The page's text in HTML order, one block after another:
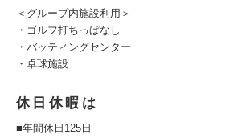
＜グループ内施設利用＞
・ゴルフ打ちっぱなし
・バッティングセンター
・卓球施設
休日休暇は
■年間休日125日